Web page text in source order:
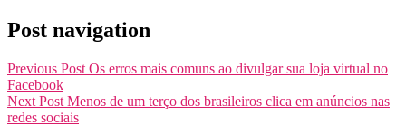
Post navigation
Previous Post Os erros mais comuns ao divulgar sua loja virtual no
Facebook
Next Post Menos de um terço dos brasileiros clica em anúncios nas
redes sociais